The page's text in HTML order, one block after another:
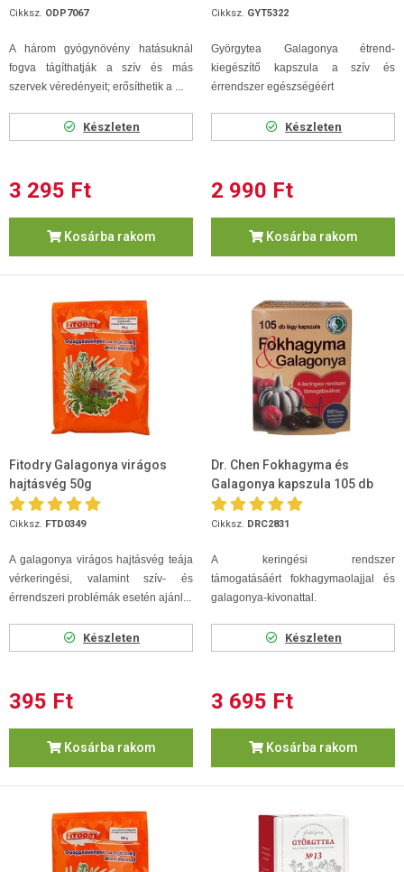
Cikksz. ODP7067
A három gyógynövény hatásuknál
fogva tágíthatják a szív és más
szervek véredényeit; erősíthetik a ...
Készleten
3 295 Ft
Kosárba rakom
Cikksz. GYT5322
Györgytea Galagonya étrend-
kiegészítő kapszula a szív és
érrendszer egészségéért
Készleten
2 990 Ft
Kosárba rakom
Fitodry Galagonya virágos
hajtásvég 50g
Cikksz. FTD0349
A galagonya virágos hajtásvég teája
vérkeringési, valamint szív- és
érrendszeri problémák esetén ajánl...
Készleten
395 Ft
Kosárba rakom
Dr. Chen Fokhagyma és
Galagonya kapszula 105 db
Cikksz. DRC2831
A keringési rendszer
támogatásáért fokhagymaolajjal és
galagonya-kivonattal.
Készleten
3 695 Ft
Kosárba rakom